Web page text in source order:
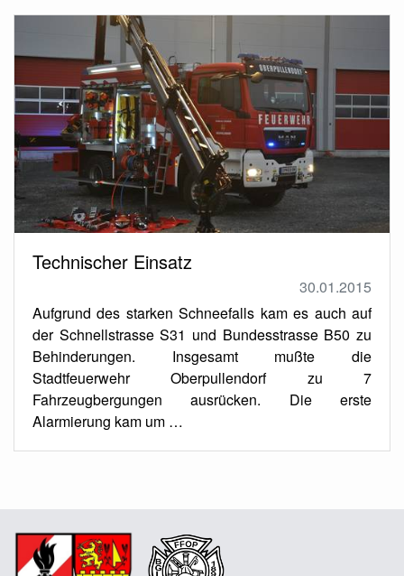
Technischer Einsatz
30.01.2015
Aufgrund des starken Schneefalls kam es auch auf
der Schnellstrasse S31 und Bundesstrasse B50 zu
Behinderungen. Insgesamt mußte die
Stadtfeuerwehr Oberpullendorf zu 7
Fahrzeugbergungen ausrücken. Die erste
Alarmierung kam um …